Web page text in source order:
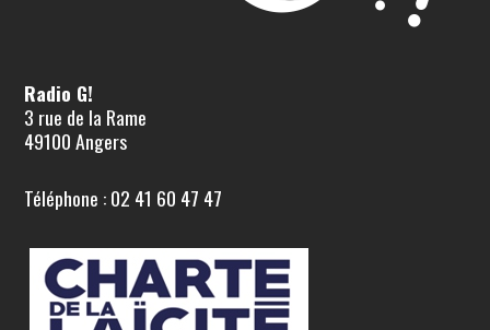
Radio G!
3 rue de la Rame
49100 Angers
Téléphone : 02 41 60 47 47